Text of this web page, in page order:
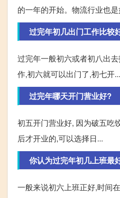
的一年的开始。物流行业也是
过完年初几出门工作比较
过完年一般初六或者初八出
作,初六就可以出门了,初七开...
过完年哪天开门营业好?
初五开门营业好, 因为破五吃
后才开业的,可以选择日...
你认为过完年初几上班最
一般来说初六上班正好,时间